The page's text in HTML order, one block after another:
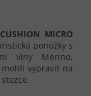
MICRO
ponožky s
vlny Merino,
vypravit na